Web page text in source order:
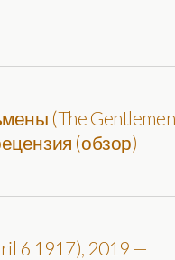
(The
(обзор)
6 1917), 2019 —